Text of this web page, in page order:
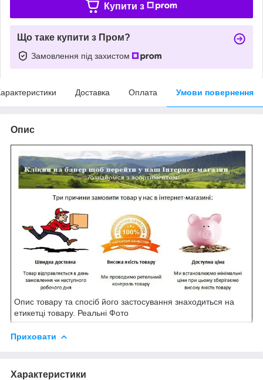
Купити з
Що таке купити з Пром?
Замовлення під захистом
Доставка Оплата Умови повернення
Опис
Опис товару та спосіб його застосування знаходиться на
етикетці товару. Реальні Фото
Приховати
Характеристики